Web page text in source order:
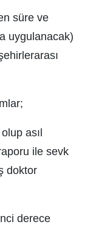
süre ve
uygulanacak)
asıl
ile sevk
doktor
derece